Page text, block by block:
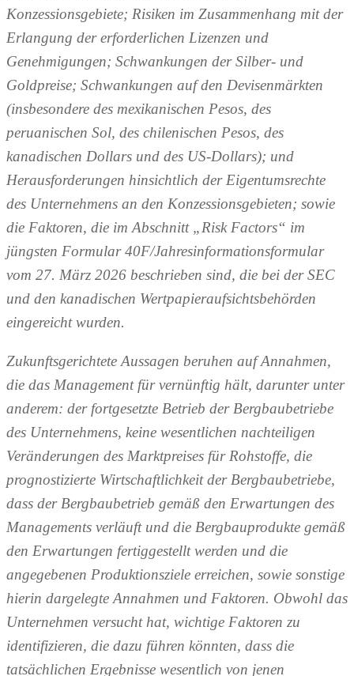
Konzessionsgebiete; Risiken im Zusammenhang mit der
Erlangung der erforderlichen Lizenzen und
Genehmigungen; Schwankungen der Silber- und
Goldpreise; Schwankungen auf den Devisenmärkten
(insbesondere des mexikanischen Pesos, des
peruanischen Sol, des chilenischen Pesos, des
kanadischen Dollars und des US-Dollars); und
Herausforderungen hinsichtlich der Eigentumsrechte
des Unternehmens an den Konzessionsgebieten; sowie
die Faktoren, die im Abschnitt „Risk Factors“ im
jüngsten Formular 40F/Jahresinformationsformular
vom 27. März 2026 beschrieben sind, die bei der SEC
und den kanadischen Wertpapieraufsichtsbehörden
eingereicht wurden.
Zukunftsgerichtete Aussagen beruhen auf Annahmen,
die das Management für vernünftig hält, darunter unter
anderem: der fortgesetzte Betrieb der Bergbaubetriebe
des Unternehmens, keine wesentlichen nachteiligen
Veränderungen des Marktpreises für Rohstoffe, die
prognostizierte Wirtschaftlichkeit der Bergbaubetriebe,
dass der Bergbaubetrieb gemäß den Erwartungen des
Managements verläuft und die Bergbauprodukte gemäß
den Erwartungen fertiggestellt werden und die
angegebenen Produktionsziele erreichen, sowie sonstige
hierin dargelegte Annahmen und Faktoren. Obwohl das
Unternehmen versucht hat, wichtige Faktoren zu
identifizieren, die dazu führen könnten, dass die
tatsächlichen Ergebnisse wesentlich von jenen